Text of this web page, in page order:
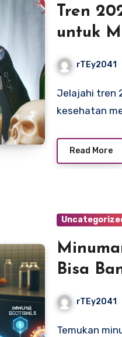
Tren
untuk
rTEy2041
Jelajahi tren 2025 tentang makan fermentasi untuk
kesehatan
Read More
Bisa
rTEy2041
Temukan minuman sehat viral 2025 yang ampuh